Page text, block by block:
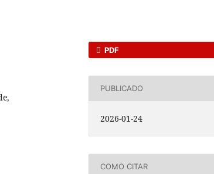
PDF
PUBLICADO
2026-01-24
COMO CITAR